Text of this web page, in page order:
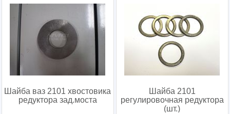
Шайба ваз 2101 хвостовика
редуктора зад.моста
Шайба 2101
регулировочная редуктора
(шт.)